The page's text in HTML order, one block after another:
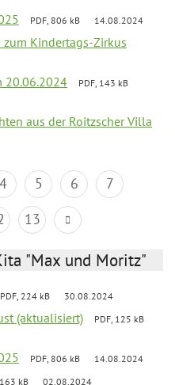
PDF, 806 kB 14.08.2024
Kindertags-Zirkus
20.06.2024
PDF, 143 kB
aus der Roitzscher Villa
4 5 6
7
13
"Max und Moritz"
PDF, 224 kB 30.08.2024
(aktualisiert)
PDF, 125 kB
PDF, 806 kB 14.08.2024
kB 02.08.2024